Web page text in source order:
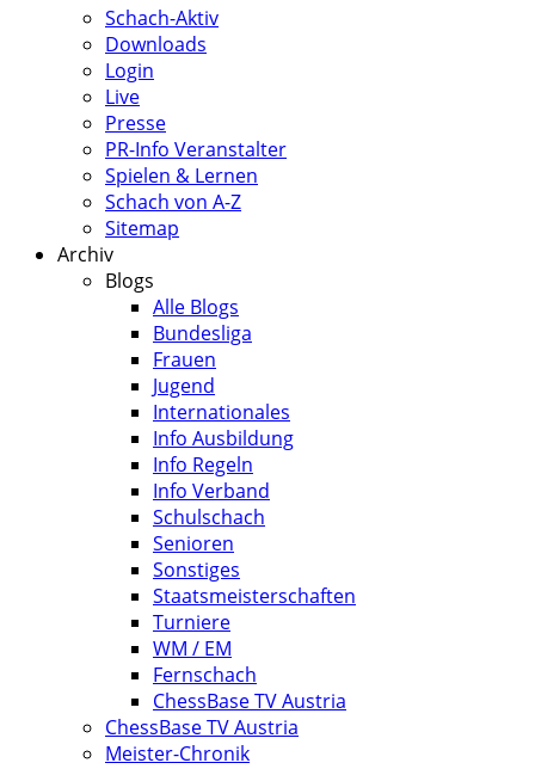
Schach-Aktiv
Downloads
Login
Live
Presse
PR-Info Veranstalter
Spielen & Lernen
Schach von A-Z
Sitemap
Archiv
Blogs
Alle Blogs
Bundesliga
Frauen
Jugend
Internationales
Info Ausbildung
Info Regeln
Info Verband
Schulschach
Senioren
Sonstiges
Staatsmeisterschaften
Turniere
WM / EM
Fernschach
ChessBase TV Austria
ChessBase TV Austria
Meister-Chronik